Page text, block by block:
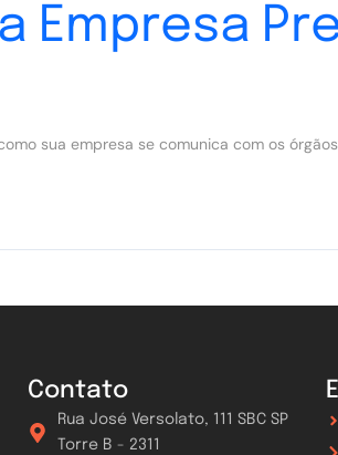
Empresa
sua empresa se comunica com os
Contato
Rua José Versolato, 111 SBC SP
Torre B - 2311